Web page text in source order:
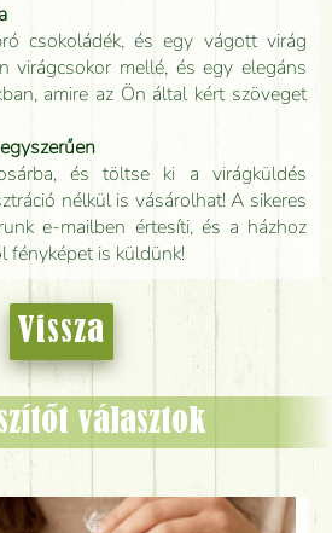
csokoládék, és egy vágott virág
virágcsokor mellé, és egy elegáns
amire az Ön által kért szöveget
és töltse ki a virágküldés
nélkül is vásárolhat! A sikeres
e-mailben értesíti, és a házhoz
fényképet is küldünk!
Vissza
választok